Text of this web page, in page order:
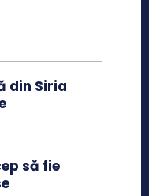
din Siria
să fie